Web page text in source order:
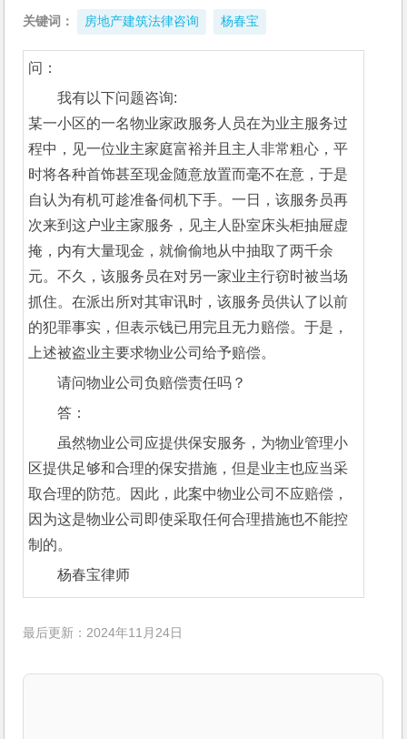
关键词： 房地产建筑法律咨询 杨春宝
问：
我有以下问题咨询:
某一小区的一名物业家政服务人员在为业主服务过
程中，见一位业主家庭富裕并且主人非常粗心，平
时将各种首饰甚至现金随意放置而毫不在意，于是
自认为有机可趁准备伺机下手。一日，该服务员再
次来到这户业主家服务，见主人卧室床头柜抽屉虚
掩，内有大量现金，就偷偷地从中抽取了两千余
元。不久，该服务员在对另一家业主行窃时被当场
抓住。在派出所对其审讯时，该服务员供认了以前
的犯罪事实，但表示钱已用完且无力赔偿。于是，
上述被盗业主要求物业公司给予赔偿。
请问物业公司负赔偿责任吗？
答：
虽然物业公司应提供保安服务，为物业管理小
区提供足够和合理的保安措施，但是业主也应当采
取合理的防范。因此，此案中物业公司不应赔偿，
因为这是物业公司即使采取任何合理措施也不能控
制的。
杨春宝律师
最后更新：2024年11月24日